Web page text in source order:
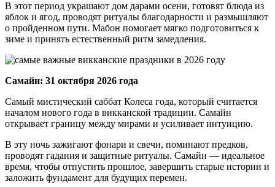
В этот период украшают дом дарами осени, готовят блюда из
яблок и ягод, проводят ритуалы благодарности и размышляют
о пройденном пути. Мабон помогает мягко подготовиться к
зиме и принять естественный ритм замедления.
Самайн: 31 октября 2026 года
Самый мистический саббат Колеса года, который считается
началом нового года в викканской традиции. Самайн
открывает границу между мирами и усиливает интуицию.
В эту ночь зажигают фонари и свечи, поминают предков,
проводят гадания и защитные ритуалы. Самайн — идеальное
время, чтобы отпустить прошлое, завершить старые истории и
заложить фундамент для будущих перемен.